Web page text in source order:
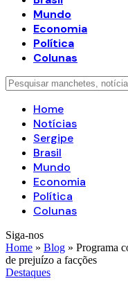
Mundo
Economia
Política
Colunas
Home
Notícias
Sergipe
Brasil
Mundo
Economia
Política
Colunas
Siga-nos
Home » Blog » Programa
de prejuízo a facções
Destaques